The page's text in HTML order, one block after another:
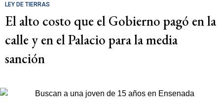
LEY DE TIERRAS
El alto costo que el Gobierno pagó en la
calle y en el Palacio para la media
sanción